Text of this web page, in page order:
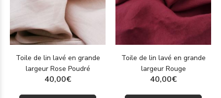
Toile de lin lavé en grande
largeur Rose Poudré
40,00€
Toile de lin lavé en grande
largeur Rouge
40,00€